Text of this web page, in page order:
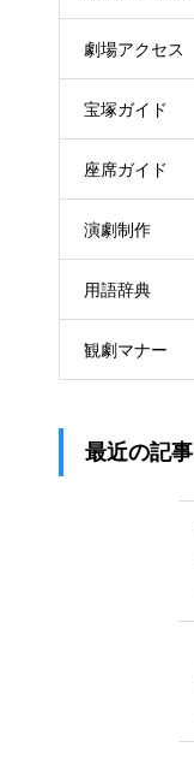
劇場アクセス
宝塚ガイド
座席ガイド
演劇制作
用語辞典
観劇マナー
最近の記事